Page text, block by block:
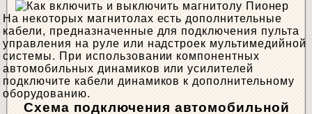
На некоторых магнитолах есть дополнительные
кабели, предназначенные для подключения пульта
управления на руле или надстроек мультимедийной
системы. При использовании компонентных
автомобильных динамиков или усилителей
подключите кабели динамиков к дополнительному
оборудованию.
Схема подключения автомобильной